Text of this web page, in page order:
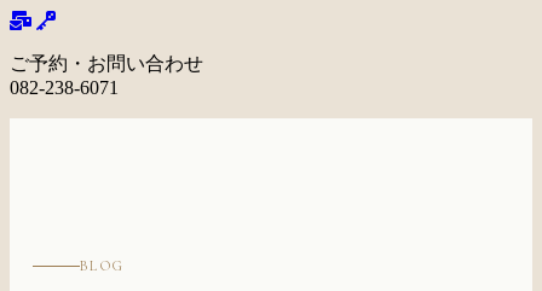
ご予約・お問い合わせ
082-238-6071
BLOG